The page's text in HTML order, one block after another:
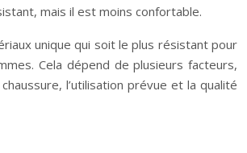
mais il est moins confortable.
unique qui soit le plus résistant pour
Cela dépend de plusieurs facteurs,
l’utilisation prévue et la qualité